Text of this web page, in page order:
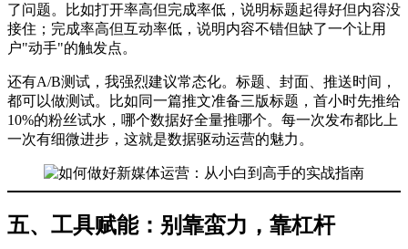
了问题。比如打开率高但完成率低，说明标题起得好但内容没
接住；完成率高但互动率低，说明内容不错但缺了一个让用
户"动手"的触发点。
还有A/B测试，我强烈建议常态化。标题、封面、推送时间，
都可以做测试。比如同一篇推文准备三版标题，首小时先推给
10%的粉丝试水，哪个数据好全量推哪个。每一次发布都比上
一次有细微进步，这就是数据驱动运营的魅力。
五、工具赋能：别靠蛮力，靠杠杆